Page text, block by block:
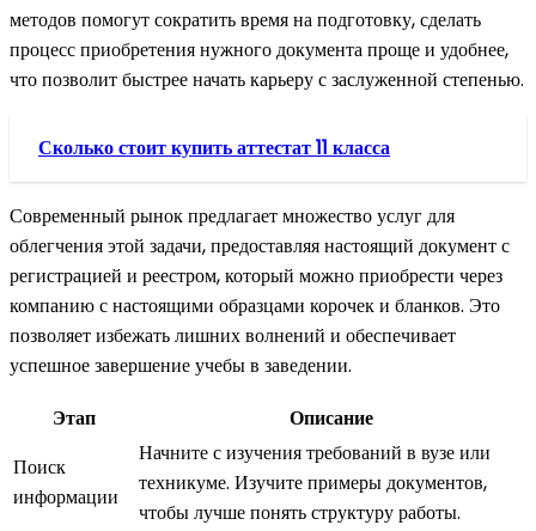
методов помогут сократить время на подготовку, сделать
процесс приобретения нужного документа проще и удобнее,
что позволит быстрее начать карьеру с заслуженной степенью.
Сколько стоит купить аттестат 11 класса
Современный рынок предлагает множество услуг для
облегчения этой задачи, предоставляя настоящий документ с
регистрацией и реестром, который можно приобрести через
компанию с настоящими образцами корочек и бланков. Это
позволяет избежать лишних волнений и обеспечивает
успешное завершение учебы в заведении.
Этап
Описание
Поиск
информации
Начните с изучения требований в вузе или
техникуме. Изучите примеры документов,
чтобы лучше понять структуру работы.